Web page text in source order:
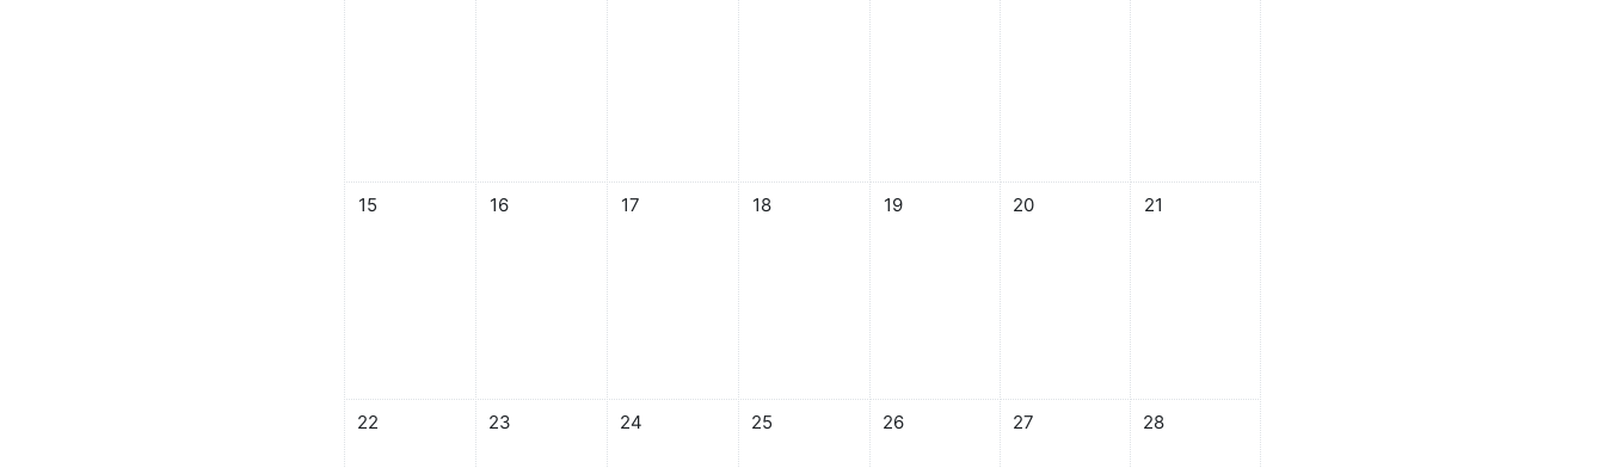
イベントなし 2026年 06月 15日
15 イベントなし 2026年 06月 16日
16 イベントなし 2026年 06月 17日
17 イベントなし 2026年 06月 18日
18 イベントなし 2026年 06月 19日
19 イベントなし 2026年 06月 20日
20 イベントなし 2026年 06月 21日
21
イベントなし 2026年 06月 22日
22 イベントなし 2026年 06月 23日
23 イベントなし 2026年 06月 24日
24 イベントなし 2026年 06月 25日
25 イベントなし 2026年 06月 26日
26 イベントなし 2026年 06月 27日
27 イベントなし 2026年 06月 28日
28